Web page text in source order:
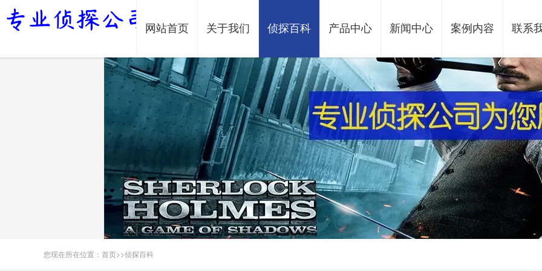
网站首页 关于我们 侦探百科 产品中心 新闻中心 案例内容 联系
您现在所在位置： 首页>>侦探百科